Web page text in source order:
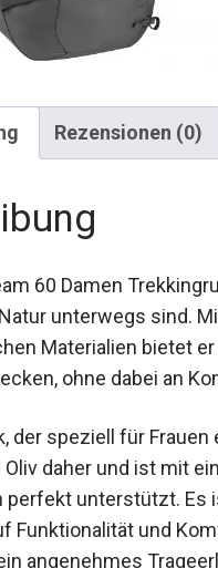
Rezensionen (0)
60 Damen
die gerne in der
und
die Welt zu
der speziell für
Oliv daher und ist mit
perfekt unterstützt. Es
Funktionalität und